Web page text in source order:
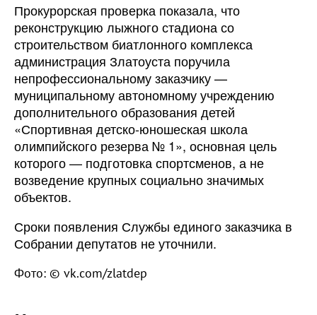
Прокурорская проверка показала, что
реконструкцию лыжного стадиона со
строительством биатлонного комплекса
администрация Златоуста поручила
непрофессиональному заказчику —
муниципальному автономному учреждению
дополнительного образования детей
«Спортивная детско-юношеская школа
олимпийского резерва № 1», основная цель
которого — подготовка спортсменов, а не
возведение крупных социально значимых
объектов.
Сроки появления Службы единого заказчика в
Собрании депутатов не уточнили.
Фото: © vk.com/zlatdep